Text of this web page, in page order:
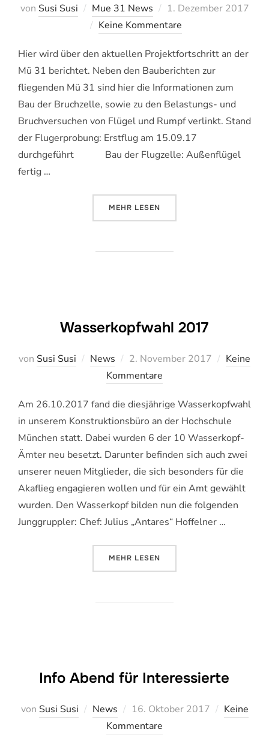
von Susi Susi Mue 31 News
Veröffentlicht
am
1. Dezember 2017
Keine Kommentare
Hier wird über den aktuellen Projektfortschritt an der
Mü 31 berichtet. Neben den Bauberichten zur
fliegenden Mü 31 sind hier die Informationen zum
Bau der Bruchzelle, sowie zu den Belastungs- und
Bruchversuchen von Flügel und Rumpf verlinkt. Stand
der Flugerprobung: Erstflug am 15.09.17
durchgeführt Bau der Flugzelle: Außenflügel
fertig …
MEHR ÜBER „MEILENSTEINE“
LESEN
Wasserkopfwahl 2017
von Susi Susi News
Veröffentlicht
am
2. November 2017
Keine
Kommentare
Am 26.10.2017 fand die diesjährige Wasserkopfwahl
in unserem Konstruktionsbüro an der Hochschule
München statt. Dabei wurden 6 der 10 Wasserkopf-
Ämter neu besetzt. Darunter befinden sich auch zwei
unserer neuen Mitglieder, die sich besonders für die
Akaflieg engagieren wollen und für ein Amt gewählt
wurden. Den Wasserkopf bilden nun die folgenden
Junggruppler: Chef: Julius „Antares“ Hoffelner …
MEHR ÜBER „WASSERKOPFWAHL 2017“
LESEN
Info Abend für Interessierte
von Susi Susi News
Veröffentlicht
am
16. Oktober 2017
Keine
Kommentare